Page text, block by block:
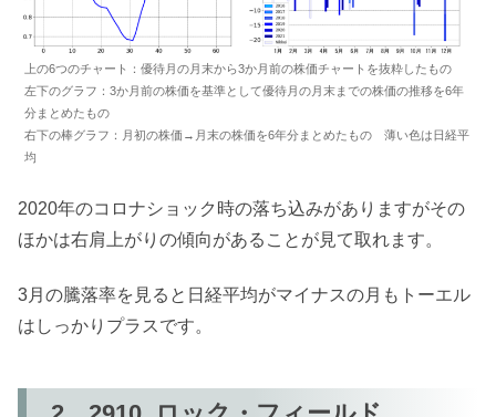
上の6つのチャート：優待月の月末から3か月前の株価チャートを抜粋したもの
左下のグラフ：3か月前の株価を基準として優待月の月末までの株価の推移を6年
分まとめたもの
右下の棒グラフ：月初の株価→月末の株価を6年分まとめたもの 薄い色は日経平
均
2020年のコロナショック時の落ち込みがありますがその
ほかは右肩上がりの傾向があることが見て取れます。
3月の騰落率を見ると日経平均がマイナスの月もトーエル
はしっかりプラスです。